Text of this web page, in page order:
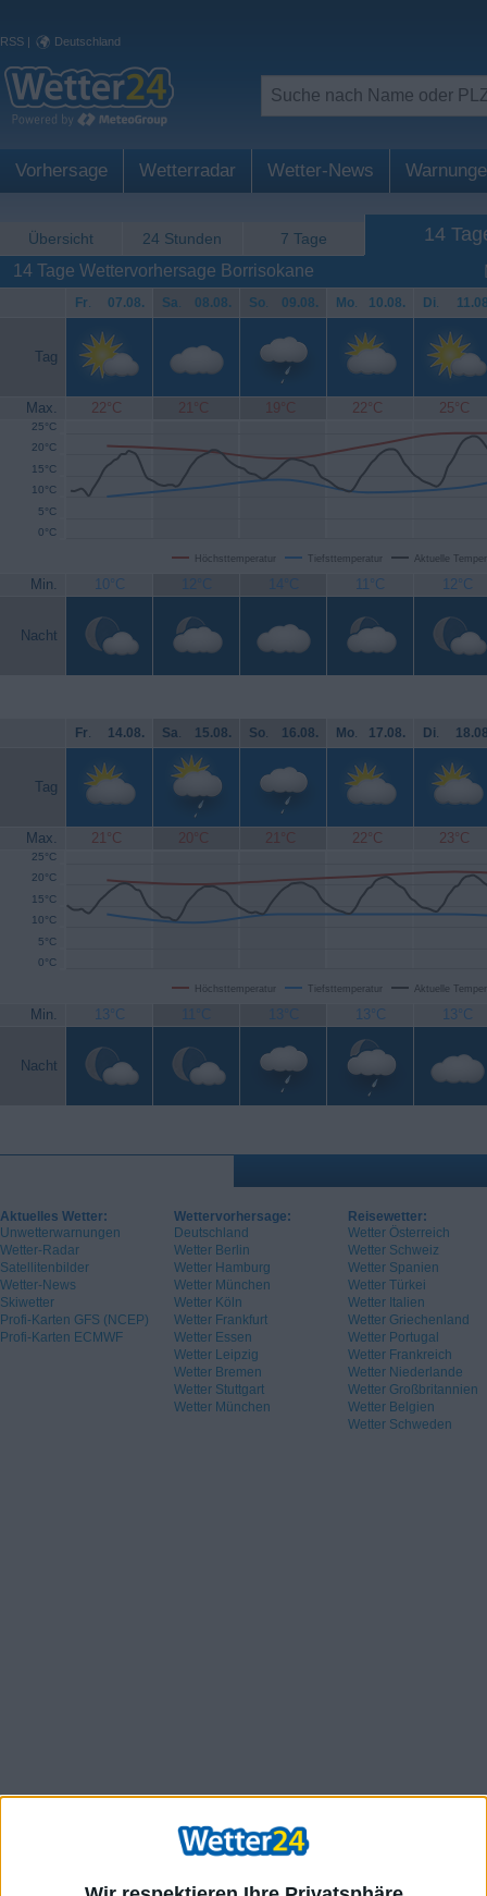
RSS | Deutschland
Vorhersage Wetterradar Wetter-News
Übersicht 24 Stunden 7 Tage 14
14 Tage Wettervorhersage Borrisokane
Fr. 07.08. Sa. 08.08. So. 09.08. Mo. 10.08. Di.
Tag
Max. 22°C 21°C 19°C 22°C 25°C
Höchsttemperatur Tiefsttemperatur Aktuelle
0°C
5°C
10°C
15°C
20°C
25°C
Min. 10°C 12°C 14°C 11°C 12°C
Nacht
Fr. 14.08. Sa. 15.08. So. 16.08. Mo. 17.08. Di.
Tag
Max. 21°C 20°C 21°C 22°C 23°C
Höchsttemperatur Tiefsttemperatur Aktuelle
0°C
5°C
10°C
15°C
20°C
25°C
Min. 13°C 11°C 13°C 13°C 13°C
Nacht
Aktuelles Wetter:
Unwetterwarnungen
Wetter-Radar
Satellitenbilder
Wetter-News
Skiwetter
Profi-Karten GFS (NCEP)
Profi-Karten ECMWF
Wettervorhersage:
Deutschland
Wetter Berlin
Wetter Hamburg
Wetter München
Wetter Köln
Wetter Frankfurt
Wetter Essen
Wetter Leipzig
Wetter Bremen
Wetter Stuttgart
Wetter München
Reisewetter:
Wetter Österreich
Wetter Schweiz
Wetter Spanien
Wetter Türkei
Wetter Italien
Wetter Griechenland
Wetter Portugal
Wetter Frankreich
Wetter Niederlande
Wetter Großbritannien
Wetter Belgien
Wetter Schweden